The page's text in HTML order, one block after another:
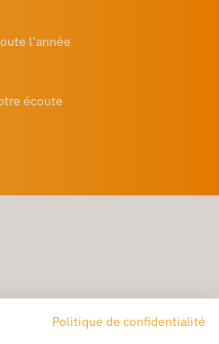
l’année
écoute
Politique de confidentialité